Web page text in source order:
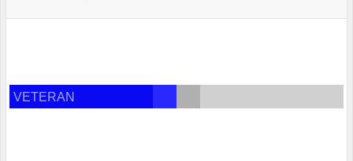
VETERAN